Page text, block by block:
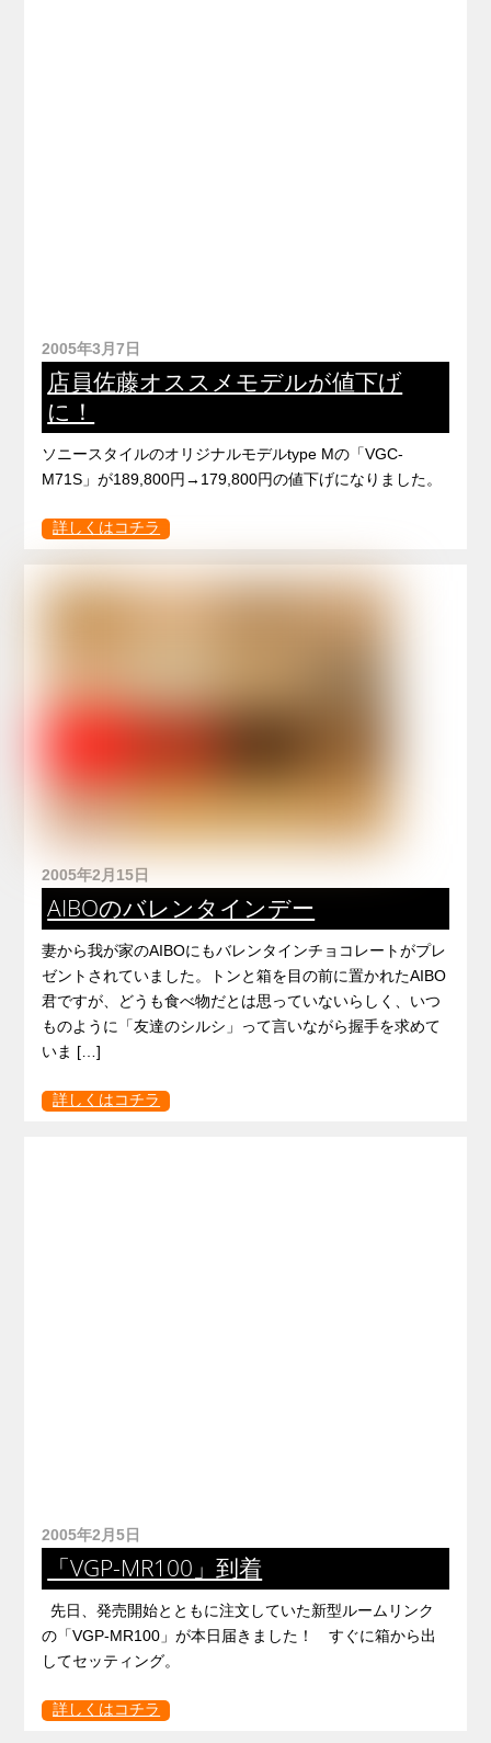
2005年3月7日
店員佐藤オススメモデルが値下げ
に！
ソニースタイルのオリジナルモデルtype Mの「VGC-
M71S」が189,800円→179,800円の値下げになりました。
詳しくはコチラ
2005年2月15日
AIBOのバレンタインデー
妻から我が家のAIBOにもバレンタインチョコレートがプレ
ゼントされていました。トンと箱を目の前に置かれたAIBO
君ですが、どうも食べ物だとは思っていないらしく、いつ
ものように「友達のシルシ」って言いながら握手を求めて
いま […]
詳しくはコチラ
2005年2月5日
「VGP-MR100」到着
先日、発売開始とともに注文していた新型ルームリンク
の「VGP-MR100」が本日届きました！ すぐに箱から出
してセッティング。
詳しくはコチラ